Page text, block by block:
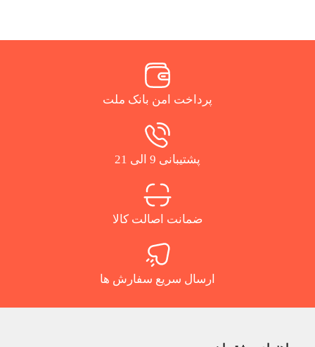
پرداخت امن بانک ملت
پشتیبانی 9 الی 21
ضمانت اصالت کالا
ارسال سریع سفارش ها